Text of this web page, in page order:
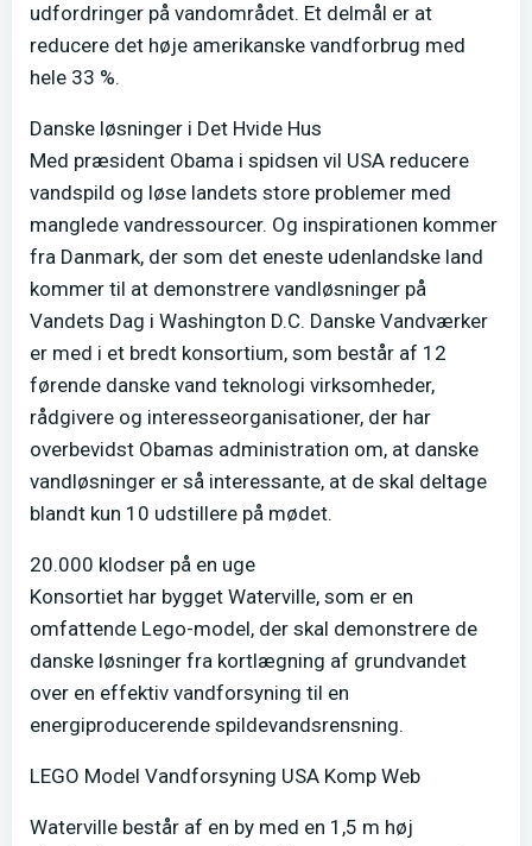
udfordringer på vandområdet. Et delmål er at
reducere det høje amerikanske vandforbrug med
hele 33 %.
Danske løsninger i Det Hvide Hus
Med præsident Obama i spidsen vil USA reducere
vandspild og løse landets store problemer med
manglede vandressourcer. Og inspirationen kommer
fra Danmark, der som det eneste udenlandske land
kommer til at demonstrere vandløsninger på
Vandets Dag i Washington D.C. Danske Vandværker
er med i et bredt konsortium, som består af 12
førende danske vand teknologi virksomheder,
rådgivere og interesseorganisationer, der har
overbevidst Obamas administration om, at danske
vandløsninger er så interessante, at de skal deltage
blandt kun 10 udstillere på mødet.
20.000 klodser på en uge
Konsortiet har bygget Waterville, som er en
omfattende Lego-model, der skal demonstrere de
danske løsninger fra kortlægning af grundvandet
over en effektiv vandforsyning til en
energiproducerende spildevandsrensning.
LEGO Model Vandforsyning USA Komp Web
Waterville består af en by med en 1,5 m høj